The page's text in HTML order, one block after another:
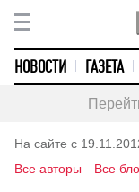
НОВОСТИ ГАЗЕТА
На сайте с
Все авторы
Все